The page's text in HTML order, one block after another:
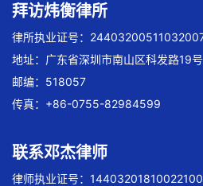
拜访炜衡律所
律所执业证号：
地址：广东省深圳市南山区科发路19
邮编：518057
传真：+86-0755-82984599
联系邓杰律师
律师执业证号：14403201810022100